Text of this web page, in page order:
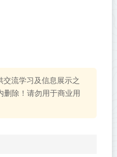
流学习及信息展示之
删除！请勿用于商业用